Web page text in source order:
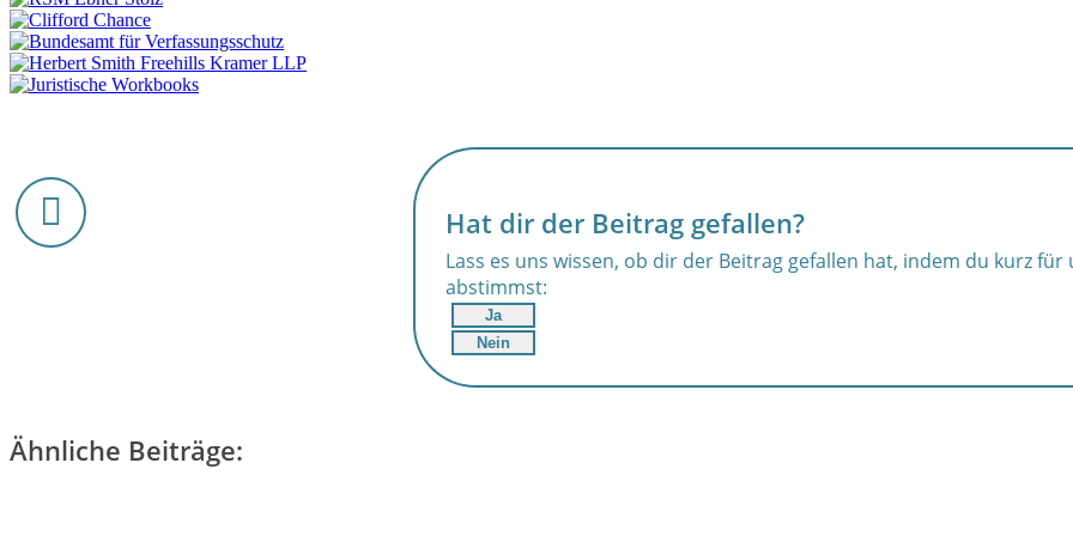
Hat dir der Beitrag gefallen?
Lass es uns wissen, ob dir der Beitrag gefallen hat, indem du kurz für
abstimmst:
Ja
Nein
Ähnliche Beiträge: